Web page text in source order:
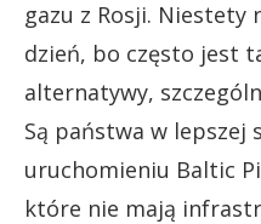
gazu z Rosji. Niestety
dzień, bo często jest
alternatywy,
Są państwa w lepszej
uruchomieniu Baltic
które nie mają